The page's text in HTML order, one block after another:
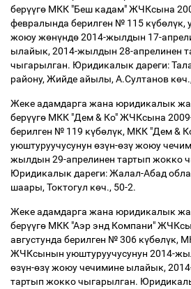
берүүгө МКК "Беш кадам" ЖЧКсына
февралында берилген № 115 күбөлүк,
жоюу жөнүндө2014-жылдын 17-
ылайык, 2014-жылдын 28-апрелинен
чыгарылган. Юридикалык дареги:
району, Жийде айылы, А.Султанов кө
Жеке адамдарга жана юридикалык
берүүгө МКК "Дем & Ко" ЖЧКсына
берилген № 119 күбөлүк, МКК "Дем &
уюштуруучусунун өзүн-өзүжоюу
жылдын 29-апрелинен тартып жокко
Юридикалык дареги: Жалал-Абад
шаары, Токтогул көч., 50-2.
Жеке адамдарга жана юридикалык
берүүгө МКК "Аэр энд Компани"
августунда берилген № 306 күбөлүк,
ЖЧКсынын уюштуруучусунун 2014-
өзүн-өзүжоюу чечимине ылайык,
тартып жокко чыгарылган.